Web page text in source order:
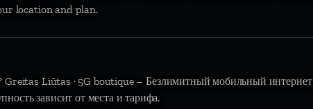
location and plan.
Greitas Liūtas · 5G boutique – Безлимитный мобильный интернет
зависит от места и тарифа.